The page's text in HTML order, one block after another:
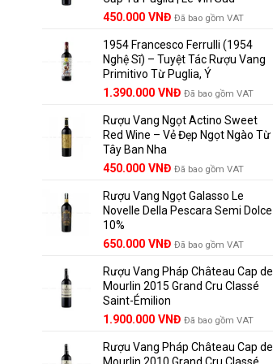
Giá
là:
495.000 VNĐ.
450.000 VNĐGiá
tại
là:
450.000 VNĐ.
Đã bao gồm VAT
1954 Francesco Ferrulli (1954
Nghệ Sĩ) – Tuyệt Tác Rượu Vang
Primitivo Từ Puglia, Ý
Giá
là:
1.529.000 VNĐ.
1.390.000 VNĐGiá
tại
là:
Đã bao gồm VAT
Rượu Vang Ngọt Actino Sweet
Red Wine – Vẻ Đẹp Ngọt Ngào Từ
Tây Ban Nha
450.000 VNĐ Đã bao gồm VAT
Rượu Vang Ngọt Galasso Le
Novelle Della Pescara Semi Dolce
10%
650.000 VNĐ Đã bao gồm VAT
Rượu Vang Pháp Château Cap de
Mourlin 2015 Grand Cru Classé
Saint-Émilion
Giá
là:
1.900.000 VNĐGiá
tại
Đã bao gồm VAT
Rượu Vang Pháp Château Cap de